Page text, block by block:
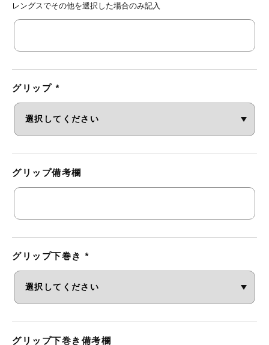
レングスでその他を選択した場合のみ記入
グリップ *
グリップ備考欄
グリップ下巻き *
グリップ下巻き備考欄